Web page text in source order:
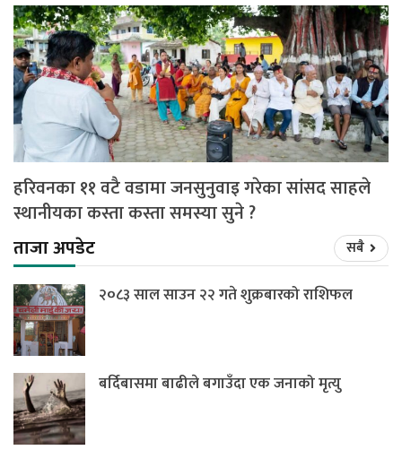
हरिवनका ११ वटै वडामा जनसुनुवाइ गरेका सांसद साहले
स्थानीयका कस्ता कस्ता समस्या सुने ?
ताजा अपडेट
सबै
२०८३ साल साउन २२ गते शुक्रबारको राशिफल
बर्दिबासमा बाढीले बगाउँदा एक जनाको मृत्यु